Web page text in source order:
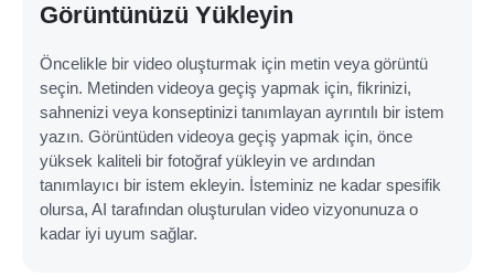
Görüntünüzü Yükleyin
Öncelikle bir video oluşturmak için metin veya görüntü
seçin. Metinden videoya geçiş yapmak için, fikrinizi,
sahnenizi veya konseptinizi tanımlayan ayrıntılı bir istem
yazın. Görüntüden videoya geçiş yapmak için, önce
yüksek kaliteli bir fotoğraf yükleyin ve ardından
tanımlayıcı bir istem ekleyin. İsteminiz ne kadar spesifik
olursa, AI tarafından oluşturulan video vizyonunuza o
kadar iyi uyum sağlar.